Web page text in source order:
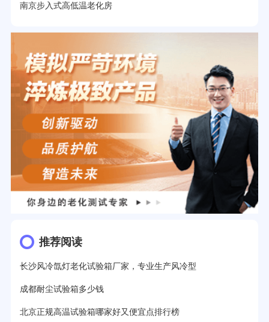
南京步入式高低温老化房
推荐阅读
长沙风冷氙灯老化试验箱厂家，专业生产风冷型
成都耐尘试验箱多少钱
北京正规高温试验箱哪家好又便宜点排行榜